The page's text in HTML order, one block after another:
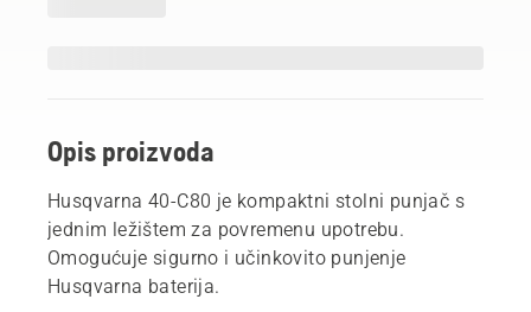
Opis proizvoda
Husqvarna 40-C80 je kompaktni stolni punjač s
jednim ležištem za povremenu upotrebu.
Omogućuje sigurno i učinkovito punjenje
Husqvarna baterija.